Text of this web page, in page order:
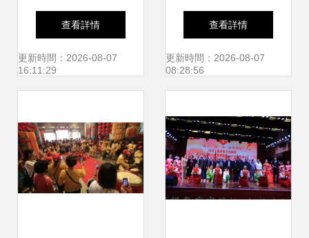
翰墨同書滬濱情
——記濱海·上海書
查看詳情
更新時間：2026-08-07
16:11:29
一場山水與人文交
織的文化旅游盛宴
查看詳情
更新時間：2026-08-07
08:28:56